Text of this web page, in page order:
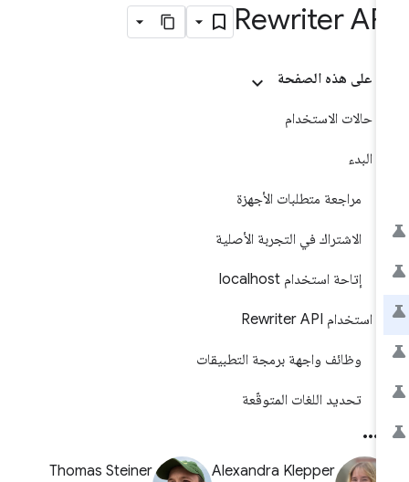
Rewriter
على هذه الصفحة
حالات الاستخدام
البدء
مراجعة متطلبات الأجهزة
الاشتراك في التجربة الأصلية
إتاحة استخدام localhost
استخدام Rewriter API
وظائف واجهة برمجة التطبيقات
تحديد اللغات المتوقّعة
Alexandra Klepper
Thomas Steiner